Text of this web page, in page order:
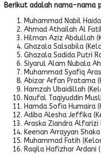
Berikut adalah nama-nama
Muhammad Nabil
Ahmad Athailah Al
Hilman Aziz Abdullah
Ghazala Salsabila
Ghazala Sadida Putri
Siyarul Alam Nubala
Muhammad Syafiq
Abizar Arfan Pratama
Hamzah Ubaidillah
Naufal Taqiyuddin
Hamda Sofia Humaira
Adiba Alesha Jeffika
Araska Ziandra
Keenan Arrayyan
Muhammad Fatih
Raqila Hafizhar Ardani